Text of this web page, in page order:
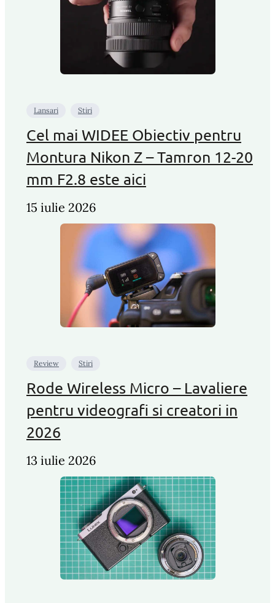
Lansari Stiri
Cel mai WIDEE Obiectiv pentru
Montura Nikon Z – Tamron 12-20
mm F2.8 este aici
15 iulie 2026
Review Stiri
Rode Wireless Micro – Lavaliere
pentru videografi si creatori in
2026
13 iulie 2026